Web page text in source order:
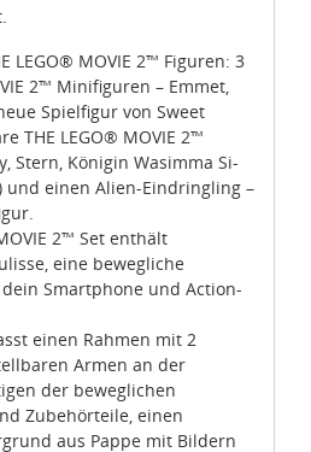
Details
LEGO® MOVIE 2™ Figuren: 3
2™ Minifiguren – Emmet,
Spielfigur von Sweet
THE LEGO® MOVIE 2™
Stern, Königin Wasimma Si-
einen Alien-Eindringling –
2™ Set enthält
eine bewegliche
Smartphone und Action-
einen Rahmen mit 2
Armen an der
der beweglichen
Zubehörteile, einen
aus Pappe mit Bildern
dem Systar System, eine